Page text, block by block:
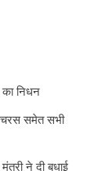
का निधन
चरस समेत सभी
ने दी बधाई